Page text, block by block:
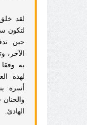
لقد خلق
لتكون
حين
الآخر،
به
لهذه
أسرة
الهادئ.